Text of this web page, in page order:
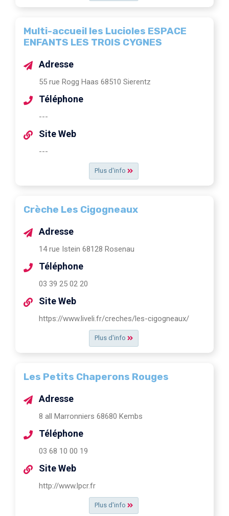
Multi-accueil les Lucioles ESPACE
ENFANTS LES TROIS CYGNES
Plus d'info
Adresse
55 rue Rogg Haas 68510 Sierentz
Téléphone
---
Site Web
---
Crèche Les Cigogneaux
Plus d'info
Adresse
14 rue Istein 68128 Rosenau
Téléphone
03 39 25 02 20
Site Web
https://www.liveli.fr/creches/les-cigogneaux/
Les Petits Chaperons Rouges
Plus d'info
Adresse
8 all Marronniers 68680 Kembs
Téléphone
03 68 10 00 19
Site Web
http://www.lpcr.fr